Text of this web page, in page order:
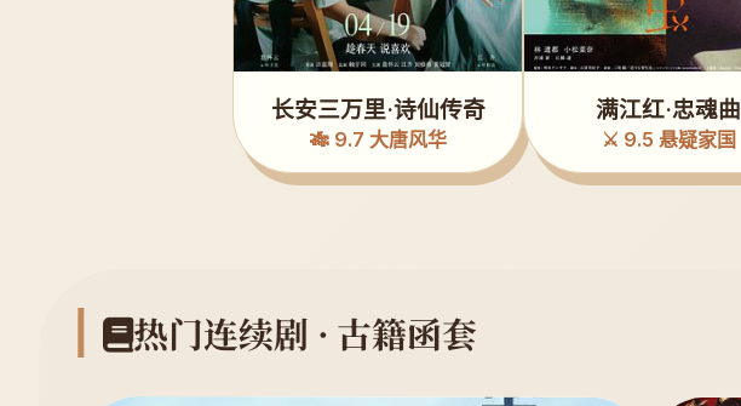
长安三万里·诗仙传奇
🎋 9.7 大唐风华
满江红·忠魂曲
⚔️ 9.5 悬疑家国
热门连续剧 · 古籍函套